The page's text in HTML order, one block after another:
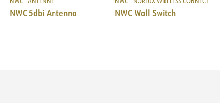
NWC 5dbi Antenna NWC Wall Switch